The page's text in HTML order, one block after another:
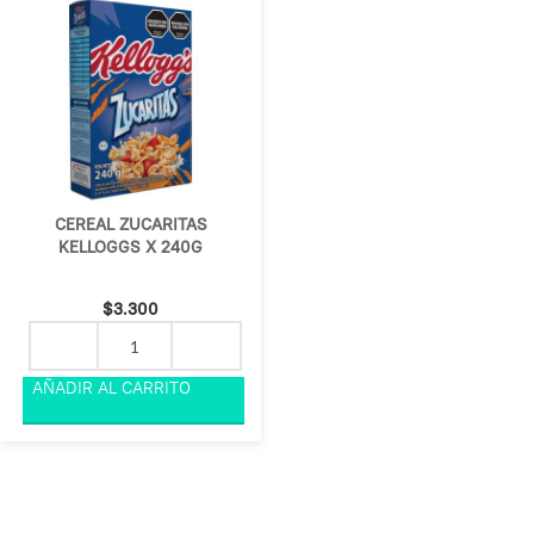
CEREAL ZUCARITAS
KELLOGGS X 240G
$3.300